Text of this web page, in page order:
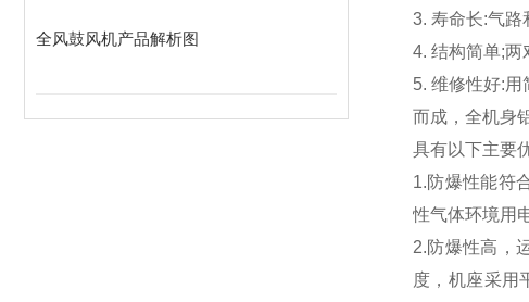
全风鼓风机产品解析图
3. 寿命长:气路
4. 结构简单;两
5. 维修性好:
而成，全机身
具有以下主要
1.防爆性能符
性气体环境用
2.防爆性高，
度，机座采用